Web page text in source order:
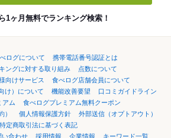
1ヶ月無料でランキング検索！
ログについて
携帯電話番号認証とは
ングに対する取り組み
点数について
向けサービス
食べログ店舗会員について
け）について
機能改善要望
口コミガイドライン
アム
食べログプレミアム無料クーポン
）
個人情報保護方針
外部送信（オプトアウト）
特定商取引法に基づく表記
い合わせ 採用情報 企業情報 キーワード一覧